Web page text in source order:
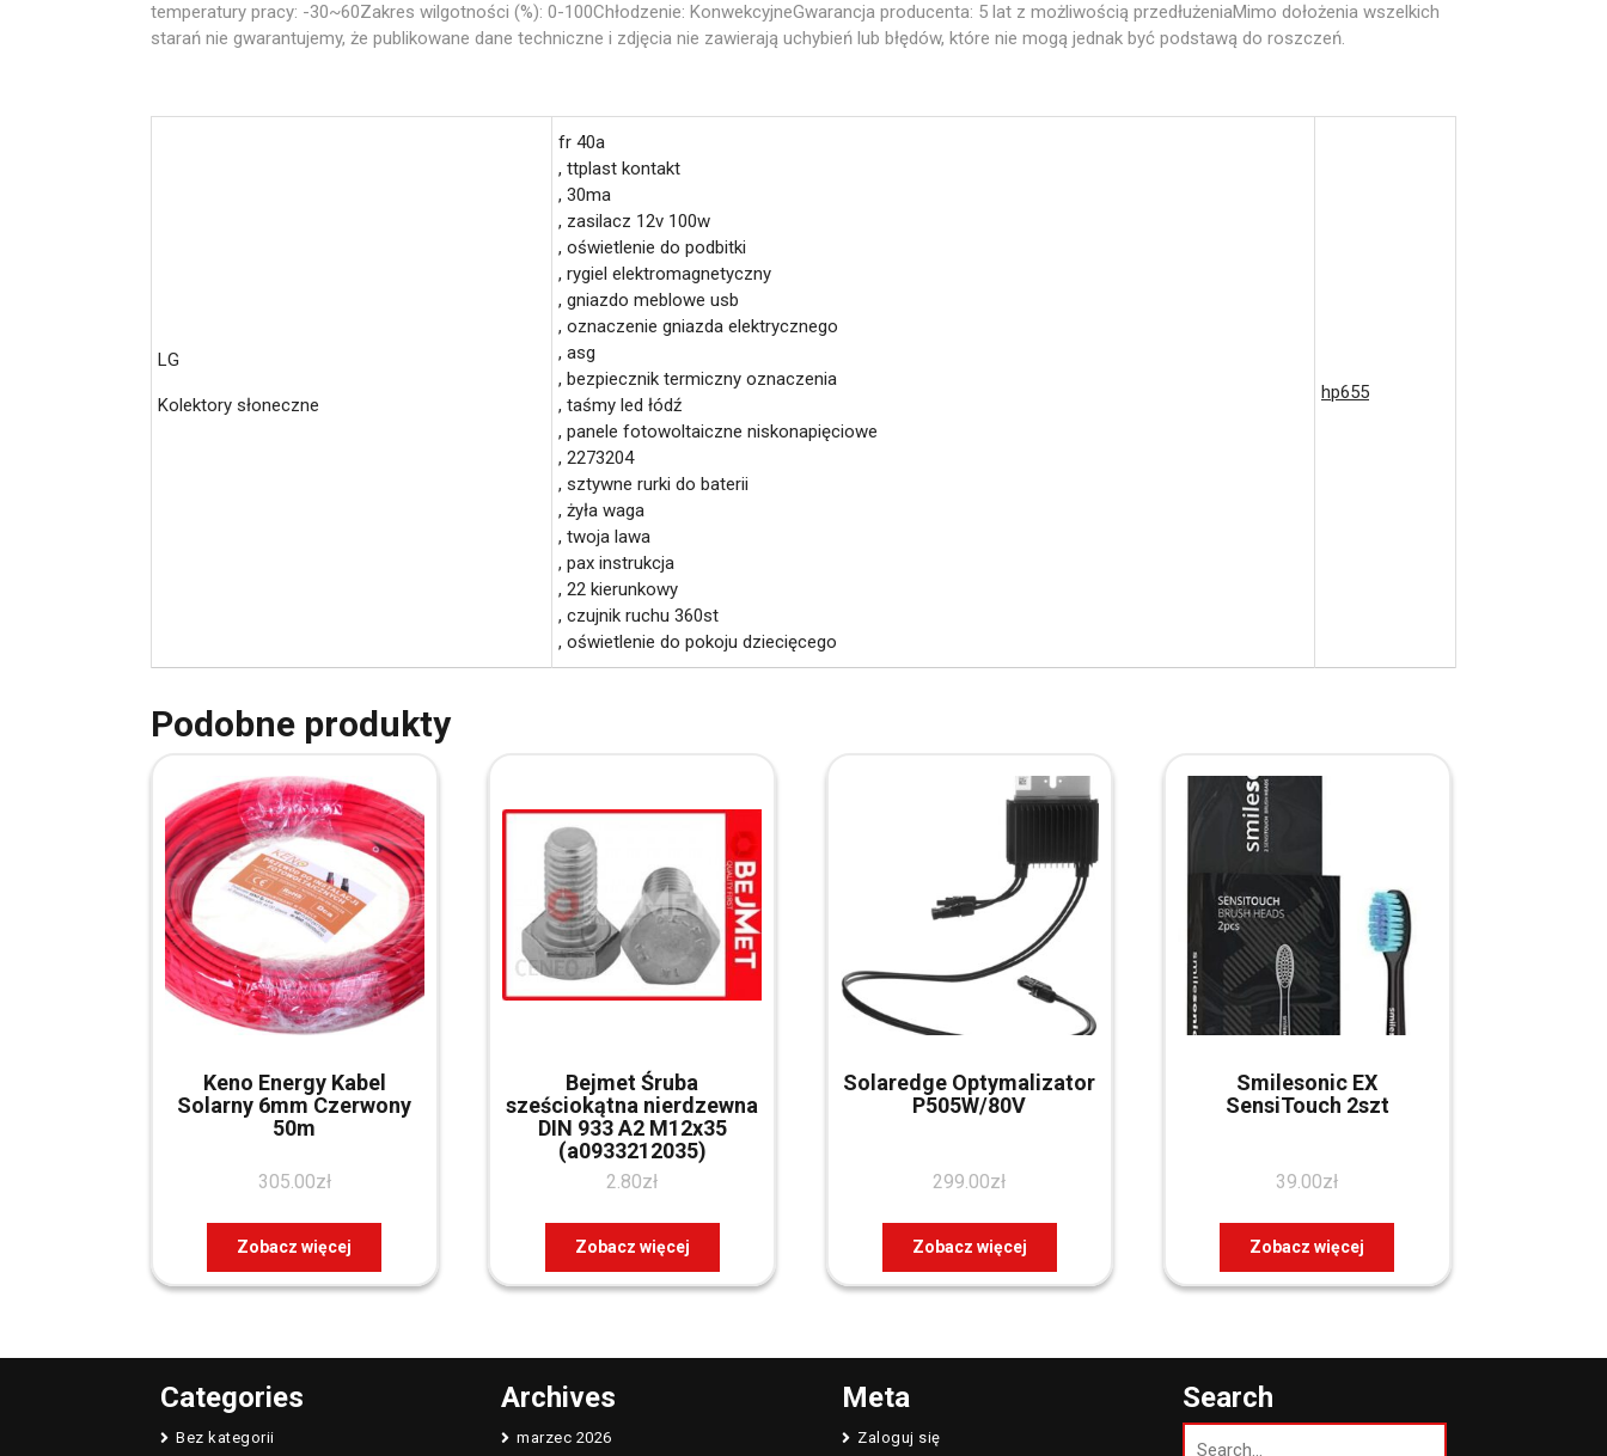
temperatury pracy: -30~60Zakres wilgotności (%): 0-100Chłodzenie: KonwekcyjneGwarancja producenta: 5 lat z możliwością przedłużeniaMimo dołożenia wszelkich
starań nie gwarantujemy, że publikowane dane techniczne i zdjęcia nie zawierają uchybień lub błędów, które nie mogą jednak być podstawą do roszczeń.
LG
Kolektory słoneczne
fr 40a
, ttplast kontakt
, 30ma
, zasilacz 12v 100w
, oświetlenie do podbitki
, rygiel elektromagnetyczny
, gniazdo meblowe usb
, oznaczenie gniazda elektrycznego
, asg
, bezpiecznik termiczny oznaczenia
, taśmy led łódź
, panele fotowoltaiczne niskonapięciowe
, 2273204
, sztywne rurki do baterii
, żyła waga
, twoja lawa
, pax instrukcja
, 22 kierunkowy
, czujnik ruchu 360st
, oświetlenie do pokoju dziecięcego
hp655
Podobne produkty
Keno Energy Kabel
Solarny 6mm Czerwony
50m
305.00zł
Zobacz więcej
Bejmet Śruba
sześciokątna nierdzewna
DIN 933 A2 M12x35
(a0933212035)
2.80zł
Zobacz więcej
Solaredge Optymalizator
P505W/80V
299.00zł
Zobacz więcej
Smilesonic EX
SensiTouch 2szt
39.00zł
Zobacz więcej
Categories
Bez kategorii
Archives
marzec 2026
Meta
Zaloguj się
Search